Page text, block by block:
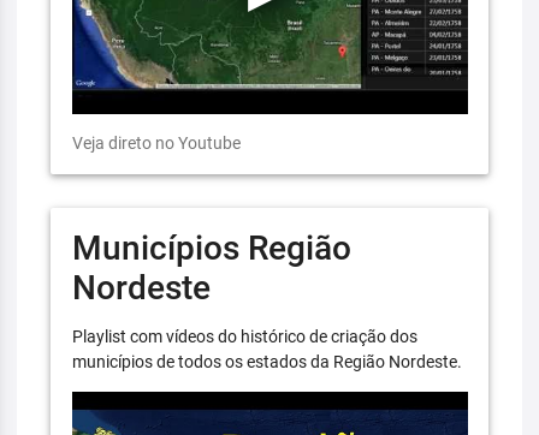
Veja direto no Youtube
Municípios Região
Nordeste
Playlist com vídeos do histórico de criação dos
municípios de todos os estados da Região Nordeste.